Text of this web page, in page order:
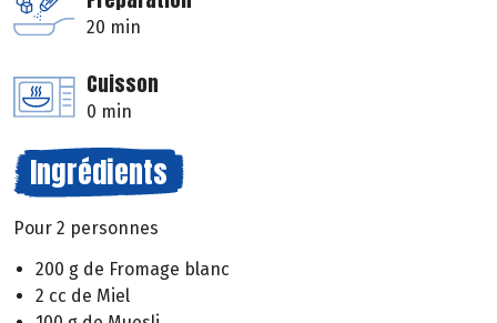
20 min
Cuisson
0 min
Ingrédients
Pour 2 personnes
200 g de Fromage blanc
2 cc de Miel